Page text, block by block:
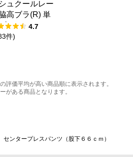
ュクールレー
高ブラ(R) 単
ラジャー
4.7
件)
評価平均が高い商品順に表示されます。
がある商品となります。
センタープレスパンツ（股下６６ｃｍ）